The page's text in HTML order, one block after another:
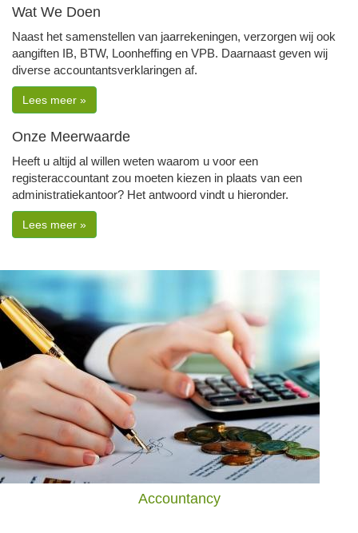
Wat We Doen
Naast het samenstellen van jaarrekeningen, verzorgen wij ook
aangiften IB, BTW, Loonheffing en VPB. Daarnaast geven wij
diverse accountantsverklaringen af.
Lees meer »
Onze Meerwaarde
Heeft u altijd al willen weten waarom u voor een
registeraccountant zou moeten kiezen in plaats van een
administratiekantoor? Het antwoord vindt u hieronder.
Lees meer »
Accountancy